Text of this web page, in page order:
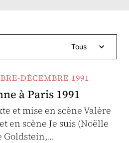
Tous
DÉCEMBRE 1991
à Paris 1991
et mise en scène Valère
en scène Je suis (Noëlle
Goldstein,…